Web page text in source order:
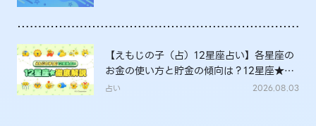
【えもじの子（占）12星座占い】各星座の
お金の使い方と貯金の傾向は？12星座★徹
底解説
占い 2026.08.03